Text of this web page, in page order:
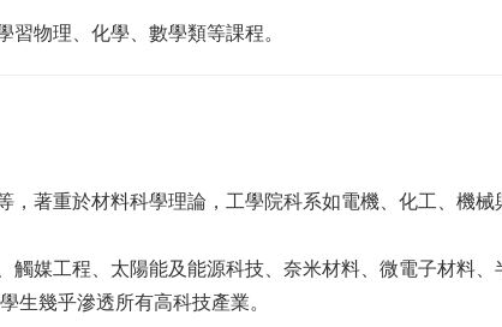
物理、化學、數學類等課程。
，著重於材料科學理論，工學院科系如電機、化工、機
媒工程、太陽能及能源科技、奈米材料、微電子材料
生幾乎滲透所有高科技產業。